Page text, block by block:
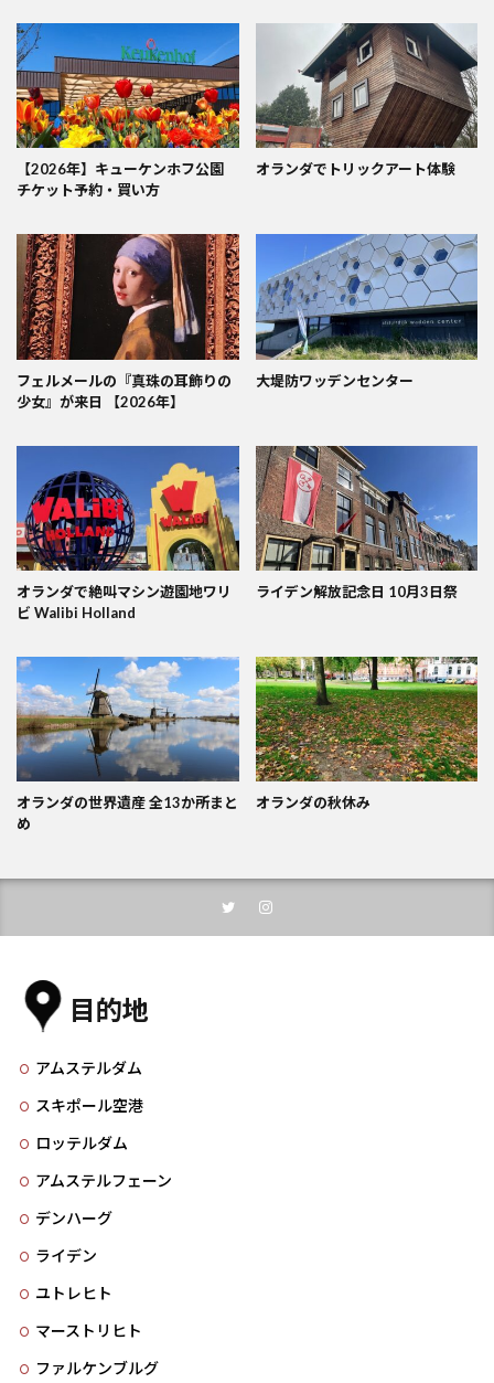
【2026年】キューケンホフ公園
チケット予約・買い方
オランダでトリックアート体験
フェルメールの『真珠の耳飾りの
少女』が来日 【2026年】
大堤防ワッデンセンター
オランダで絶叫マシン遊園地ワリ
ビ Walibi Holland
ライデン解放記念日 10月3日祭
オランダの世界遺産 全13か所まと
め
オランダの秋休み
目的地
アムステルダム
スキポール空港
ロッテルダム
アムステルフェーン
デンハーグ
ライデン
ユトレヒト
マーストリヒト
ファルケンブルグ